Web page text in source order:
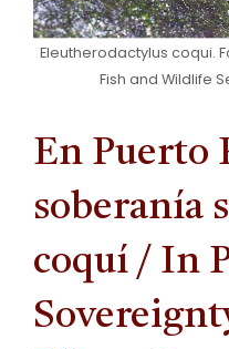
Eleutherodactylus coqui.
Fish and Wildlife
En Puerto
soberanía
coquí / In